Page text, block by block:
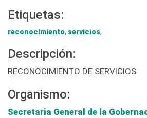
Etiquetas:
reconocimiento, servicios,
Descripción:
RECONOCIMIENTO DE SERVICIOS
Organismo:
Secretaria General de la